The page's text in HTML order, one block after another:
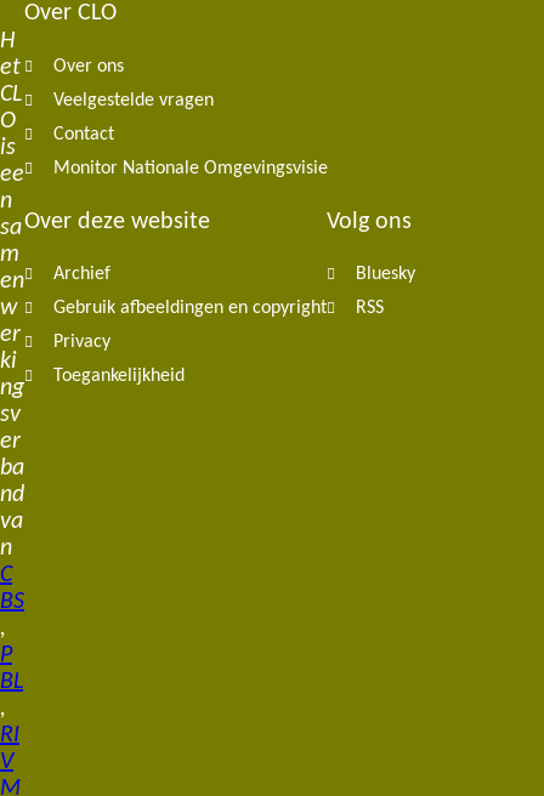
H
et
CL
O
is
ee
n
sa
m
en
w
er
ki
ng
sv
er
ba
nd
va
n
C
BS
,
P
BL
,
RI
V
M
Footer
navigation
Over CLO
Over ons
Veelgestelde vragen
Contact
Monitor Nationale Omgevingsvisie
Over deze website
Archief
Gebruik afbeeldingen en copyright
Privacy
Toegankelijkheid
Volg ons
Bluesky
RSS